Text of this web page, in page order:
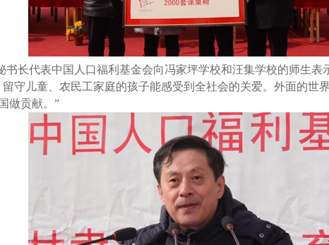
书长代表中国人口福利基金会向冯家坪学校和汪集学校的师生表
守儿童、农民工家庭的孩子能感受到全社会的关爱。外面的世
做贡献。”